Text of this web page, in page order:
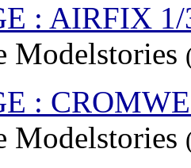
: AIRFIX 1/
Modelstories
:
Modelstories